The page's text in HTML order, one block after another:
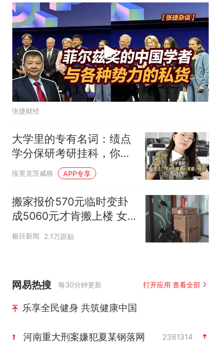
张捷财经
大学里的专有名词：绩点
学分保研考研挂科，你了
解多少？
埃里克茨威格 APP专享
搬家报价570元临时变卦
成5060元才肯搬上楼 女
子傻眼
极目新闻 2.1万跟贴
网易热搜 每30分钟更新 打开应用 查看全部
乐享全民健身 共筑健康中国
1 河南重大刑案嫌犯夏某钢落网 2381314